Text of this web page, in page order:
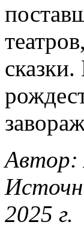
Автор:
2025 г.